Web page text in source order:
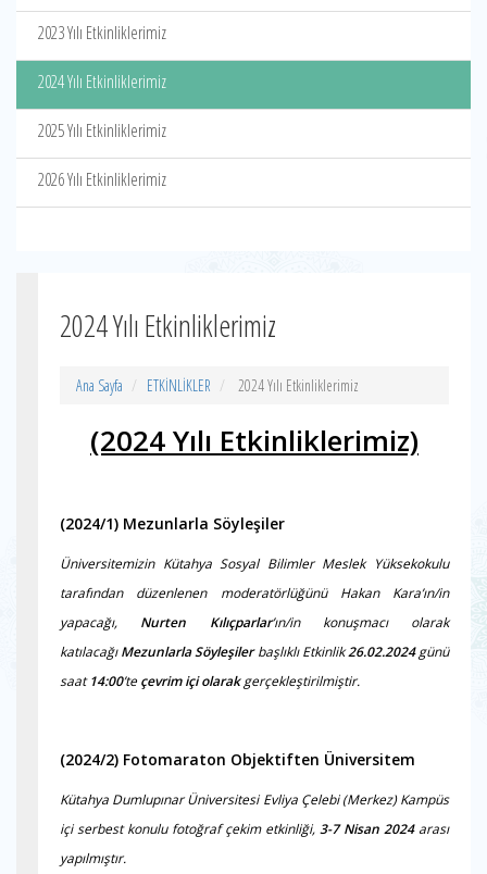
2023 Yılı Etkinliklerimiz
2024 Yılı Etkinliklerimiz
2025 Yılı Etkinliklerimiz
2026 Yılı Etkinliklerimiz
2024 Yılı Etkinliklerimiz
Ana Sayfa ETKİNLİKLER 2024 Yılı Etkinliklerimiz
(2024 Yılı Etkinliklerimiz)
(2024/1) Mezunlarla Söyleşiler
Üniversitemizin Kütahya Sosyal Bilimler Meslek Yüksekokulu
tarafından düzenlenen moderatörlüğünü Hakan Kara’ın/in
yapacağı, Nurten Kılıçparlar’ın/in konuşmacı olarak
katılacağıMezunlarla Söyleşilerbaşlıklı Etkinlik26.02.2024günü
saat14:00’teçevrim içi olarakgerçekleştirilmiştir.
(2024/2) Fotomaraton Objektiften Üniversitem
Kütahya Dumlupınar Üniversitesi Evliya Çelebi (Merkez) Kampüs
içi serbest konulu fotoğraf çekim etkinliği, 3-7 Nisan 2024arası
yapılmıştır.